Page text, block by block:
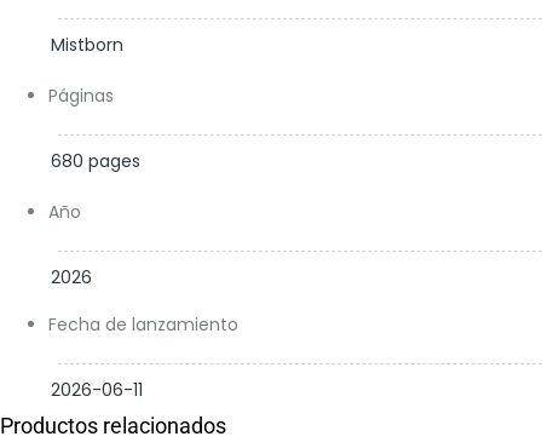
Mistborn
Páginas
680 pages
Año
2026
Fecha de lanzamiento
2026-06-11
Productos relacionados